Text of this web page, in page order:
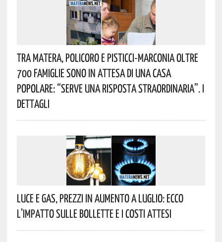
Tra Matera, Policoro E Pisticci-Marconia Oltre
700 Famiglie Sono In Attesa Di Una Casa
Popolare: “serve Una Risposta Straordinaria”. I
Dettagli
Luce E Gas, Prezzi In Aumento A Luglio: Ecco
L’impatto Sulle Bollette E I Costi Attesi